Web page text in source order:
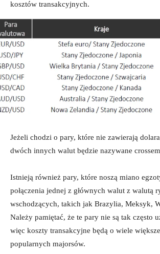
kosztów transakcyjnych.
Jeżeli chodzi o pary, które nie zawierają
dwóch innych walut będzie nazywane
Istnieją również pary, które noszą miano
połączenia jednej z głównych walut z walutą
wschodzących, takich jak Brazylia, Meksyk,
Należy pamiętać, że te pary nie są tak często
więc koszty transakcyjne będą o wiele
popularnych majorsów.